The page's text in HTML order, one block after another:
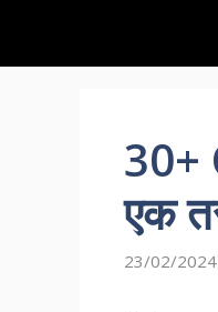
30+
एक
23/02/2024